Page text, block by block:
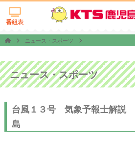
番組表
ニュース・スポーツ
ニュース・スポーツ
台風１３号 気象予報士解
島